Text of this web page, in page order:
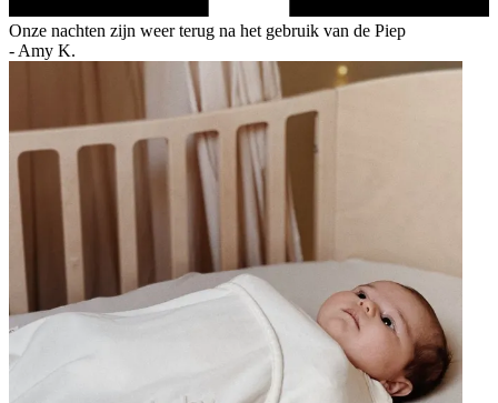
Onze nachten zijn weer terug na het gebruik van de Piep
- Amy K.